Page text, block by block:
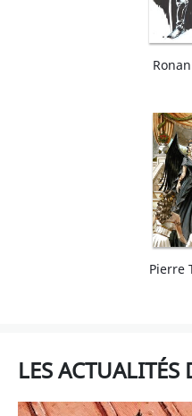
Pierre
LES ACTUALITÉS